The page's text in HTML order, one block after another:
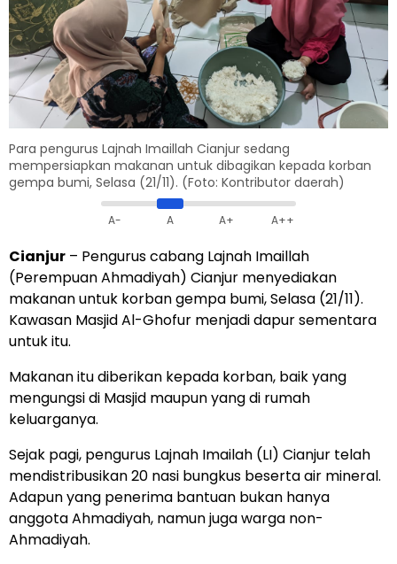
Para pengurus Lajnah Imaillah Cianjur sedang
mempersiapkan makanan untuk dibagikan kepada korban
gempa bumi, Selasa (21/11). (Foto: Kontributor daerah)
A- A A+ A++
Cianjur – Pengurus cabang Lajnah Imaillah
(Perempuan Ahmadiyah) Cianjur menyediakan
makanan untuk korban gempa bumi, Selasa (21/11).
Kawasan Masjid Al-Ghofur menjadi dapur sementara
untuk itu.
Makanan itu diberikan kepada korban, baik yang
mengungsi di Masjid maupun yang di rumah
keluarganya.
Sejak pagi, pengurus Lajnah Imailah (LI) Cianjur telah
mendistribusikan 20 nasi bungkus beserta air mineral.
Adapun yang penerima bantuan bukan hanya
anggota Ahmadiyah, namun juga warga non-
Ahmadiyah.